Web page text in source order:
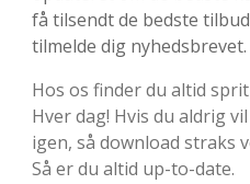
få tilsendt de bedste
tilmelde dig nyhedsbrevet.
Hos os finder du altid
Hver dag! Hvis du aldrig
igen, så download straks
Så er du altid up-to-date.